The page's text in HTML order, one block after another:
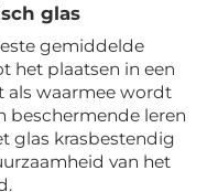
glas
gemiddelde
het plaatsen in een
als waarmee wordt
beschermende leren
glas krasbestendig
van het